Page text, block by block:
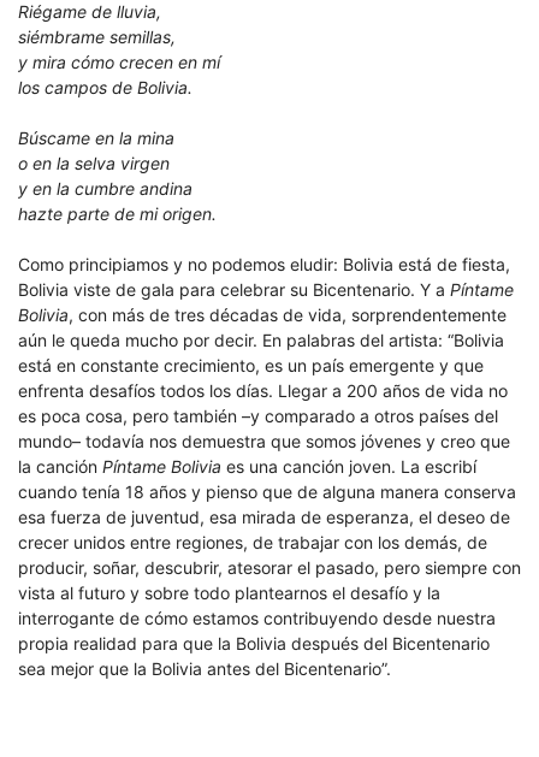
Riégame de lluvia,
siémbrame semillas,
y mira cómo crecen en mí
los campos de Bolivia.
Búscame en la mina
o en la selva virgen
y en la cumbre andina
hazte parte de mi origen.
Como principiamos y no podemos eludir: Bolivia está de fiesta,
Bolivia viste de gala para celebrar su Bicentenario. Y a Píntame
Bolivia, con más de tres décadas de vida, sorprendentemente
aún le queda mucho por decir. En palabras del artista: “Bolivia
está en constante crecimiento, es un país emergente y que
enfrenta desafíos todos los días. Llegar a 200 años de vida no
es poca cosa, pero también –y comparado a otros países del
mundo– todavía nos demuestra que somos jóvenes y creo que
la canción Píntame Bolivia es una canción joven. La escribí
cuando tenía 18 años y pienso que de alguna manera conserva
esa fuerza de juventud, esa mirada de esperanza, el deseo de
crecer unidos entre regiones, de trabajar con los demás, de
producir, soñar, descubrir, atesorar el pasado, pero siempre con
vista al futuro y sobre todo plantearnos el desafío y la
interrogante de cómo estamos contribuyendo desde nuestra
propia realidad para que la Bolivia después del Bicentenario
sea mejor que la Bolivia antes del Bicentenario”.